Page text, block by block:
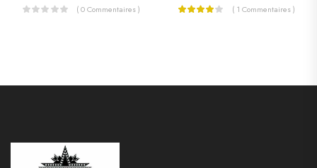
( 0 Commentaires ) ( 1 Commentaires )